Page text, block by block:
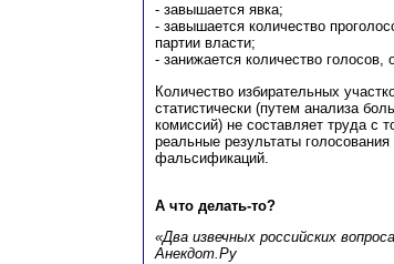
- завышается явка;
- завышается количество
партии власти;
- занижается количество голосов,
Количество избирательных
статистически (путем анализа
комиссий) не составляет труда с
реальные результаты голосования
фальсификаций.
А что делать-то?
«Два извечных российских
Анекдот.Ру